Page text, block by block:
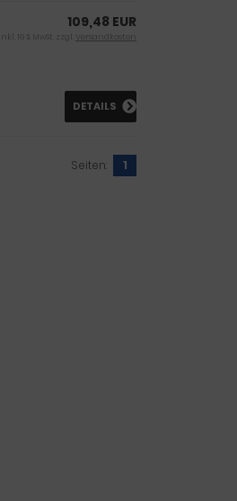
109,48 EUR
inkl. 19 % MwSt. zzgl. Versandkosten
DETAILS
Seiten: 1